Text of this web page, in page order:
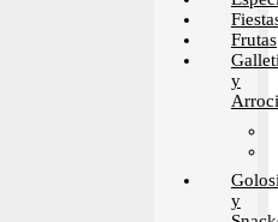
Frutas
y
y